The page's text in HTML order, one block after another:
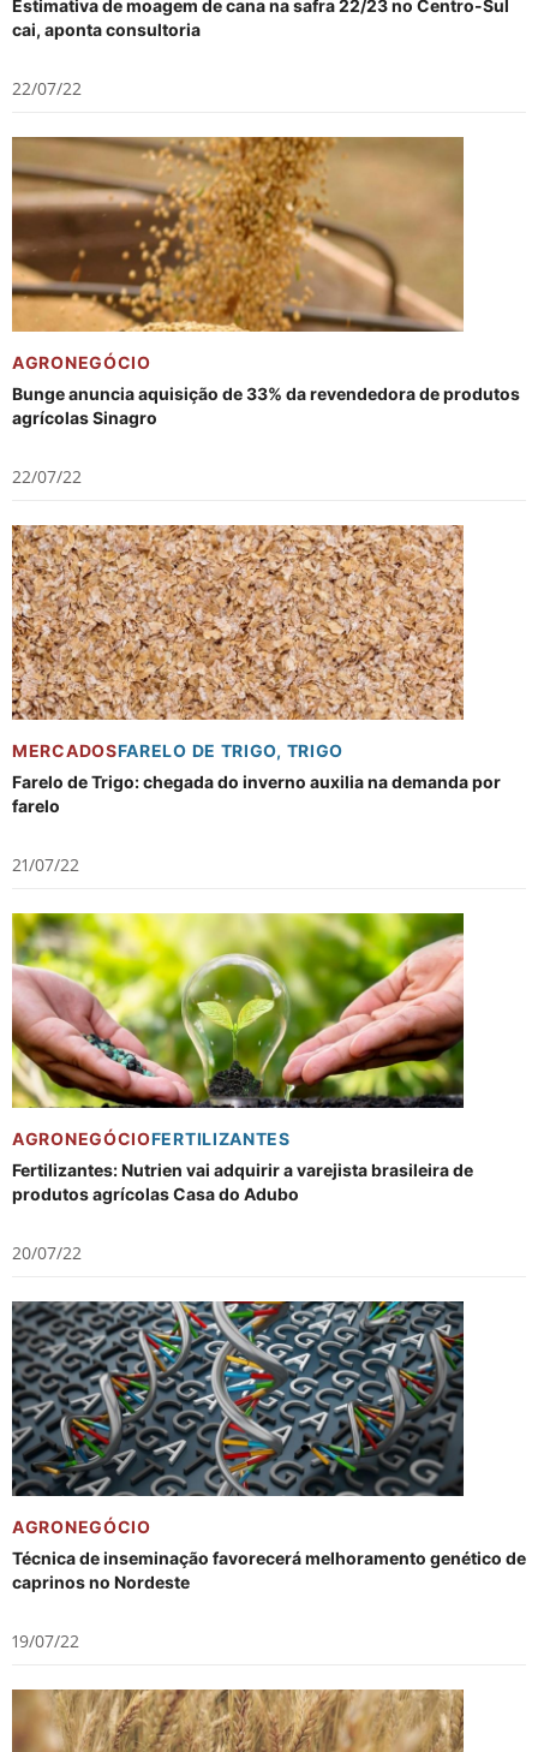
Estimativa de moagem de cana na safra 22/23 no Centro-Sul
cai, aponta consultoria
22/07/22
AGRONEGÓCIO
Bunge anuncia aquisição de 33% da revendedora de produtos
agrícolas Sinagro
22/07/22
MERCADOSFARELO DE TRIGO, TRIGO
Farelo de Trigo: chegada do inverno auxilia na demanda por
farelo
21/07/22
AGRONEGÓCIOFERTILIZANTES
Fertilizantes: Nutrien vai adquirir a varejista brasileira de
produtos agrícolas Casa do Adubo
20/07/22
AGRONEGÓCIO
Técnica de inseminação favorecerá melhoramento genético de
caprinos no Nordeste
19/07/22